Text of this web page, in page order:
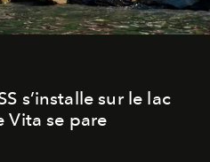
s’installe sur le lac
Vita se pare